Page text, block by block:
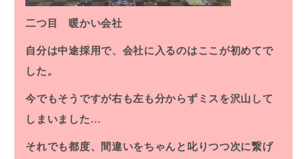
二つ目 暖かい会社
自分は中途採用で、会社に入るのはここが初めてで
した。
今でもそうですが右も左も分からずミスを沢山して
しまいました…
それでも都度、間違いをちゃんと叱りつつ次に繋げ